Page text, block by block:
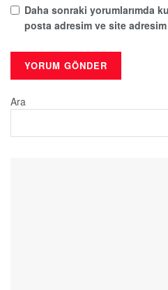
Daha sonraki yorumlarımda
posta adresim ve site
Ara